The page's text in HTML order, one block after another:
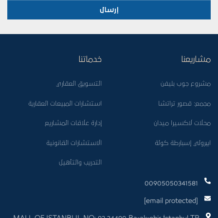
إرسال
00905050341581
[email protected]
مشاريعنا
مشروع جوب بليفن
مجمع: قصور تراتشا
محلات لاكسيرا ميدان
ايبرولي إسبارطة كولة
خدماتنا
التسويق العقاري
استشارات المبيعات العقارية
إدارة علاقات المشاريع
الاستشارات القانونية
التدريب والتأهيل